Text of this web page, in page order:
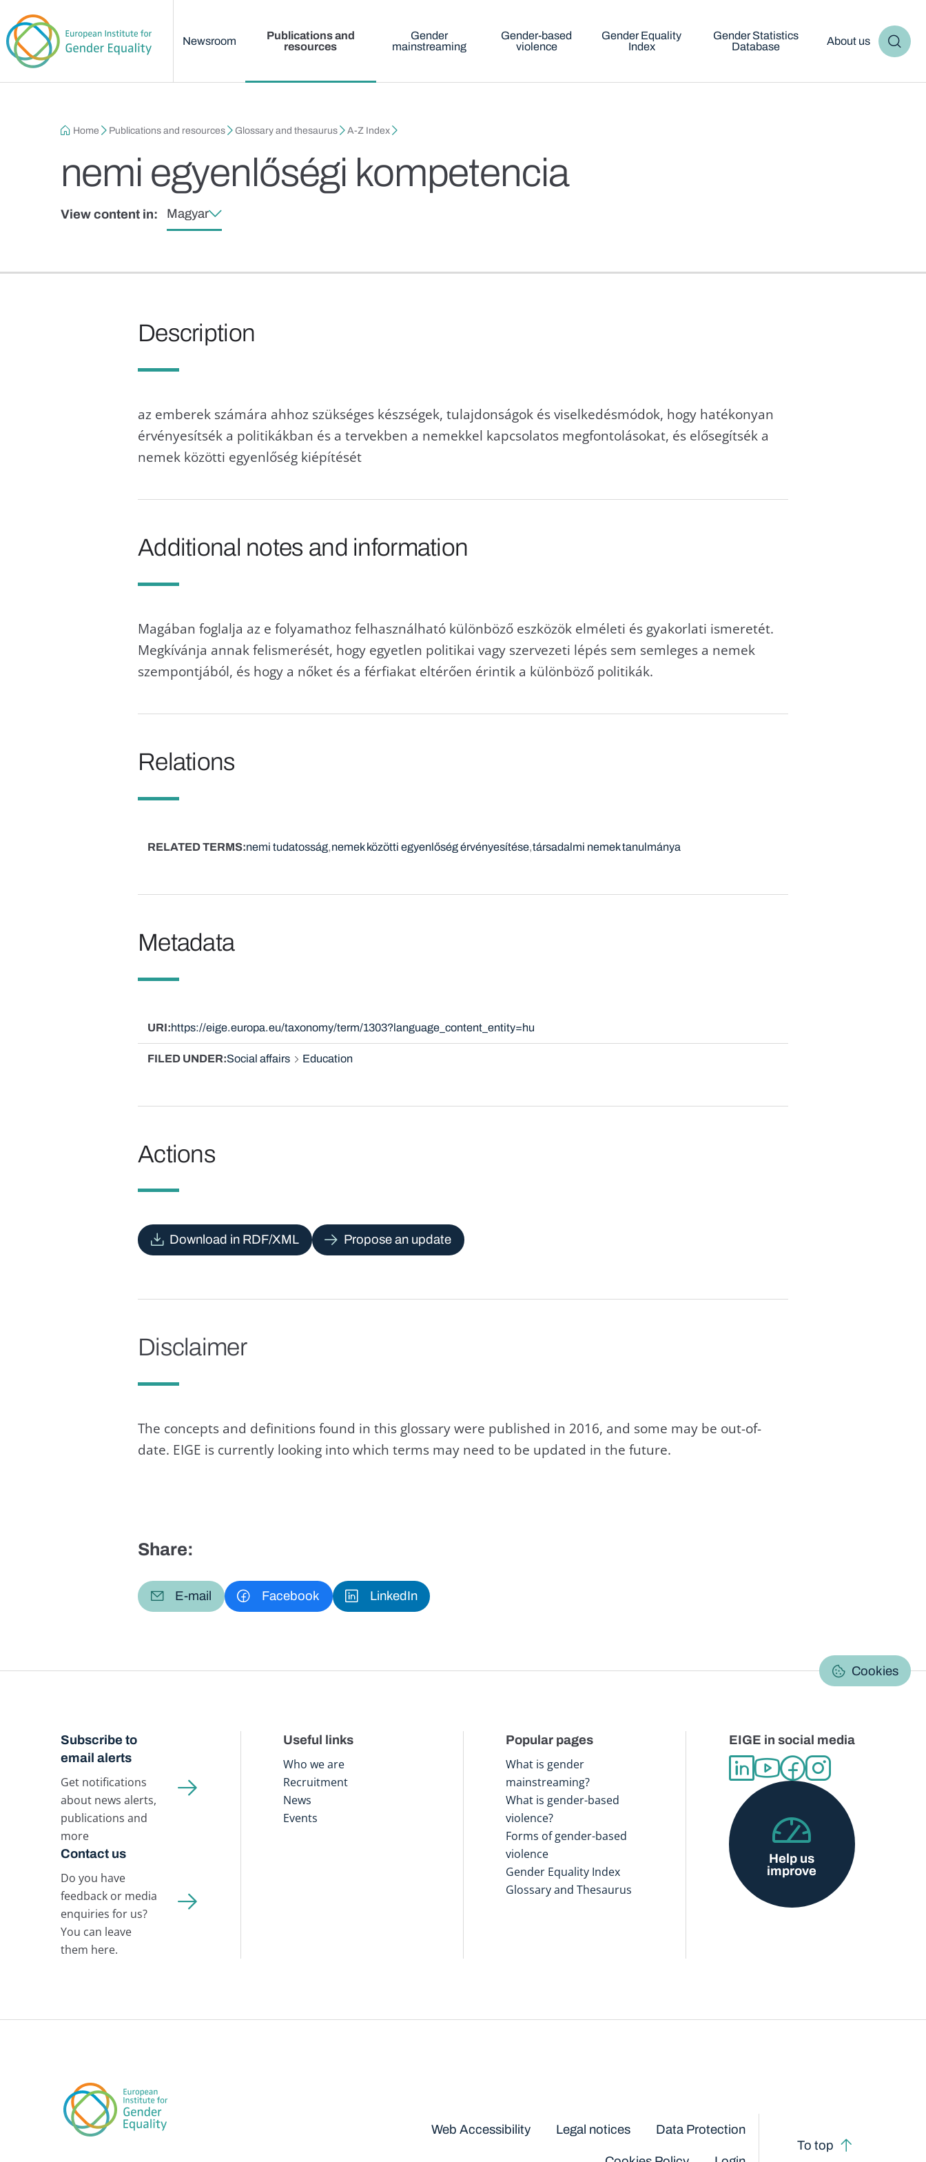
Newsroom
Publications and
resources
Gender
mainstreaming
Gender-based
violence
Gender Equality
Index
Gender Statistics
Database
About us
Breadcrumb
Home Publications and resources Glossary and thesaurus A-Z Index
nemi egyenlőségi kompetencia
View content in: Magyar
Description
az emberek számára ahhoz szükséges készségek, tulajdonságok és viselkedésmódok, hogy hatékonyan
érvényesítsék a politikákban és a tervekben a nemekkel kapcsolatos megfontolásokat, és elősegítsék a
nemek közötti egyenlőség kiépítését
Additional notes and information
Magában foglalja az e folyamathoz felhasználható különböző eszközök elméleti és gyakorlati ismeretét.
Megkívánja annak felismerését, hogy egyetlen politikai vagy szervezeti lépés sem semleges a nemek
szempontjából, és hogy a nőket és a férfiakat eltérően érintik a különböző politikák.
Relations
RELATED TERMS nemi tudatosság nemek közötti egyenlőség érvényesítése társadalmi nemek tanulmánya
Metadata
URI https://eige.europa.eu/taxonomy/term/1303?language_content_entity=hu
FILED UNDER Social affairs Education
Actions
Download in RDF/XML Propose an update
Disclaimer
The concepts and definitions found in this glossary were published in 2016, and some may be out-of-
date. EIGE is currently looking into which terms may need to be updated in the future.
Share:
E-mail Facebook LinkedIn
Cookies
Subscribe to
email alerts
Get notifications
about news alerts,
publications and
more
Contact us
Do you have
feedback or media
enquiries for us?
You can leave
them here.
Useful links
Who we are
Recruitment
News
Events
Popular pages
What is gender
mainstreaming?
What is gender-based
violence?
Forms of gender-based
violence
Gender Equality Index
Glossary and Thesaurus
EIGE in social media
Help us
improve
Web Accessibility Legal notices Data Protection
To top